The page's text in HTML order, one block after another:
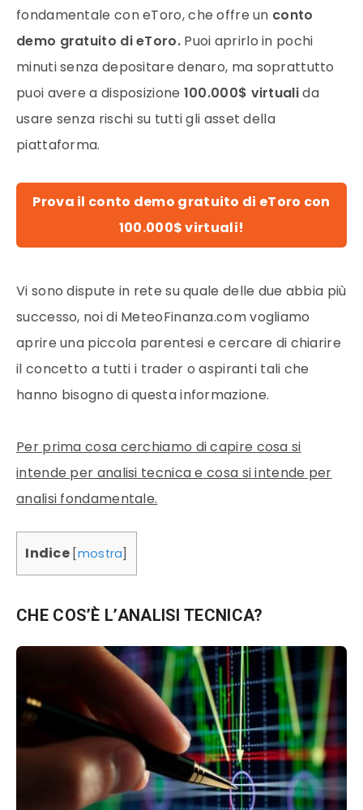
fondamentale con eToro, che offre un conto
demo gratuito di eToro.Puoi aprirlo in pochi
minuti senza depositare denaro, ma soprattutto
puoi avere a disposizione 100.000$ virtualida
usare senza rischi su tutti gli asset della
piattaforma.
Prova il conto demo gratuito di eToro con
100.000$ virtuali!
Vi sono dispute in rete su quale delle due abbia più
successo, noi di MeteoFinanza.com vogliamo
aprire una piccola parentesi e cercare di chiarire
il concetto a tutti i trader o aspiranti tali che
hanno bisogno di questa informazione.
Per prima cosa cerchiamo di capire cosa si
intende per analisi tecnica e cosa si intende per
analisi fondamentale.
Indice [mostra
CHE COS’È L’ANALISI TECNICA?